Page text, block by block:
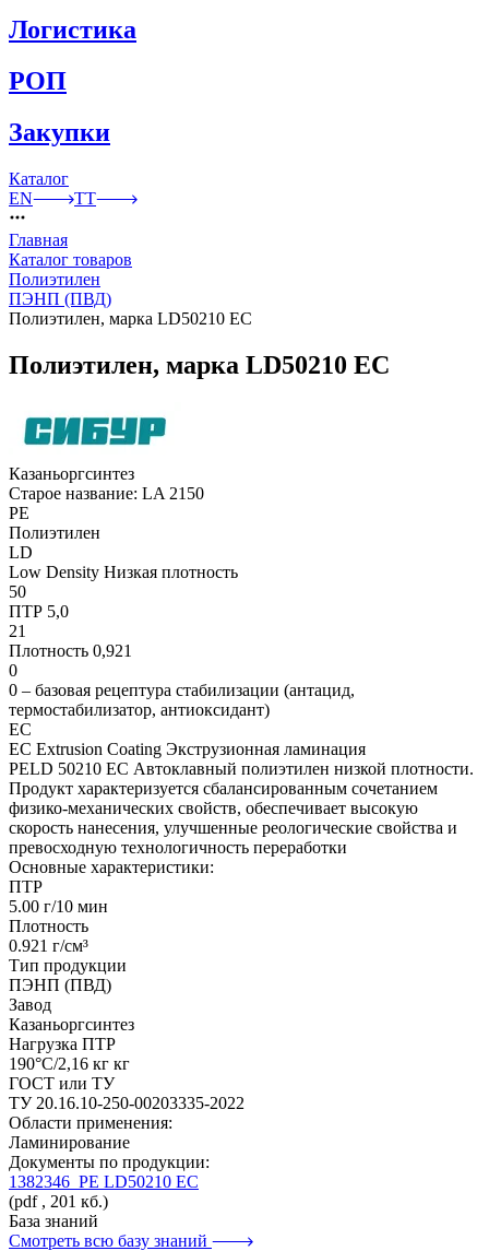
Логистика
РОП
Закупки
Каталог
EN
TT
Главная
Каталог товаров
Полиэтилен
ПЭНП (ПВД)
Полиэтилен, марка LD50210 EC
Полиэтилен, марка LD50210 EC
Казаньоргсинтез
Старое название: LA 2150
PE
Полиэтилен
LD
Low Density Низкая плотность
50
ПТР 5,0
21
Плотность 0,921
0
0 – базовая рецептура стабилизации (антацид,
термостабилизатор, антиоксидант)
EC
EC Extrusion Coating Экструзионная ламинация
PELD 50210 EC Автоклавный полиэтилен низкой плотности.
Продукт характеризуется сбалансированным сочетанием
физико-механических свойств, обеспечивает высокую
скорость нанесения, улучшенные реологические свойства и
превосходную технологичность переработки
Основные характеристики:
ПТР
5.00 г/10 мин
Плотность
0.921 г/см³
Тип продукции
ПЭНП (ПВД)
Завод
Казаньоргсинтез
Нагрузка ПТР
190°C/2,16 кг кг
ГОСТ или ТУ
ТУ 20.16.10-250-00203335-2022
Области применения:
Ламинирование
Документы по продукции:
1382346_PE LD50210 EC
(pdf , 201 кб.)
База знаний
Смотреть всю базу знаний